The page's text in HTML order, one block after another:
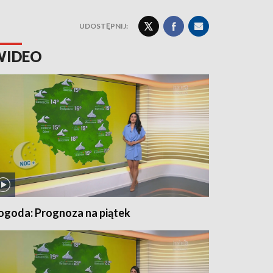
UDOSTĘPNIJ:
Prognoza na piątek